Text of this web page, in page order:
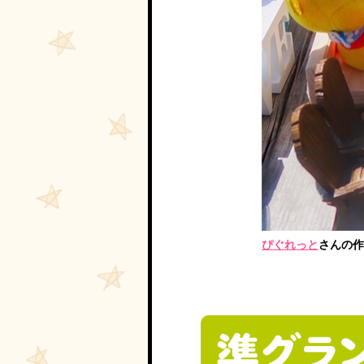
ぴぐれっとさんの